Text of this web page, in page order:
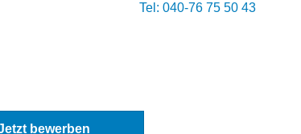
Tel: 040-76 75 50 43
bewerben